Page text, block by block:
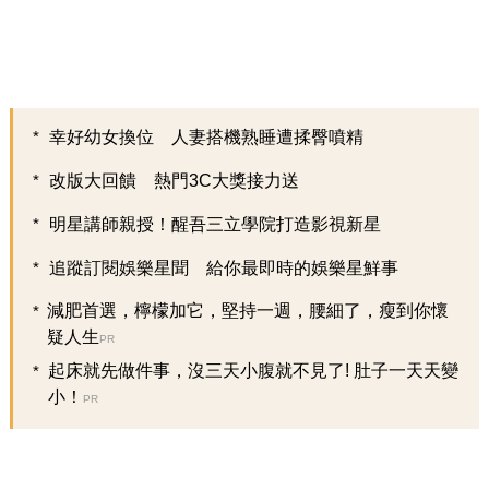
幸好幼女換位 人妻搭機熟睡遭揉臀噴精
改版大回饋 熱門3C大獎接力送
明星講師親授！醒吾三立學院打造影視新星
追蹤訂閱娛樂星聞 給你最即時的娛樂星鮮事
減肥首選，檸檬加它，堅持一週，腰細了，瘦到你懷
疑人生PR
起床就先做件事，沒三天小腹就不見了! 肚子一天天變
小！
PR